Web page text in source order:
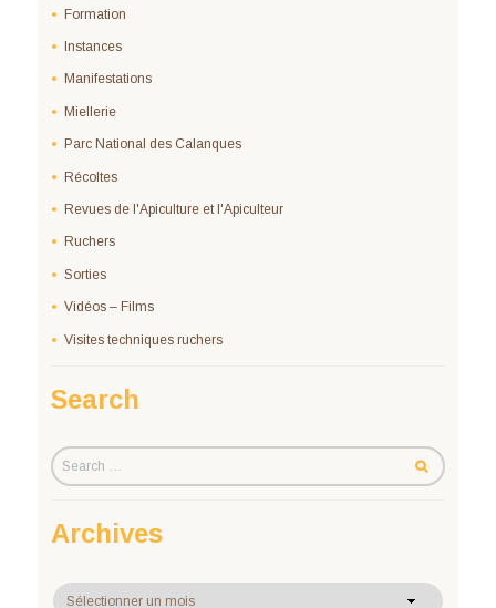
Formation
Instances
Manifestations
Miellerie
Parc National des Calanques
Récoltes
Revues de l'Apiculture et l'Apiculteur
Ruchers
Sorties
Vidéos – Films
Visites techniques ruchers
Search
Archives
Archives